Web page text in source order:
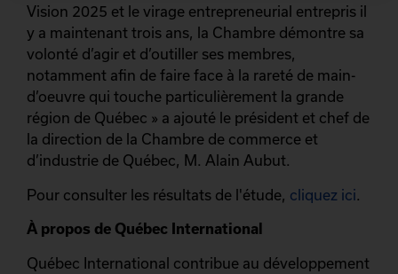
Vision 2025 et le virage entrepreneurial entrepris il
y a maintenant trois ans, la Chambre démontre sa
volonté d’agir et d’outiller ses membres,
notamment afin de faire face à la rareté de main-
d’oeuvre qui touche particulièrement la grande
région de Québec » a ajouté le président et chef de
la direction de la Chambre de commerce et
d’industrie de Québec, M. Alain Aubut.
Pour consulter les résultats de l'étude, cliquez ici.
À propos de Québec International
Québec International contribue au développement